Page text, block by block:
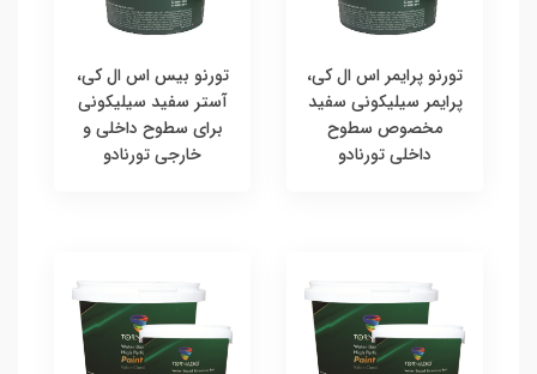
تورنو پرایمر اس ال کی،
پرایمر سیلیکونی سفید
مخصوص سطوح
داخلی تورنادو
تورنو بیس اس ال کی،
آستر سفید سیلیکونی
برای سطوح داخلی و
خارجی تورنادو